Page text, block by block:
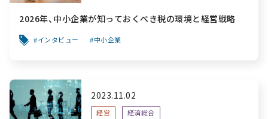
2026年、中小企業が知っておくべき税の環境と経営戦略
インタビュー 中小企業
2023.11.02
経営 経済総合